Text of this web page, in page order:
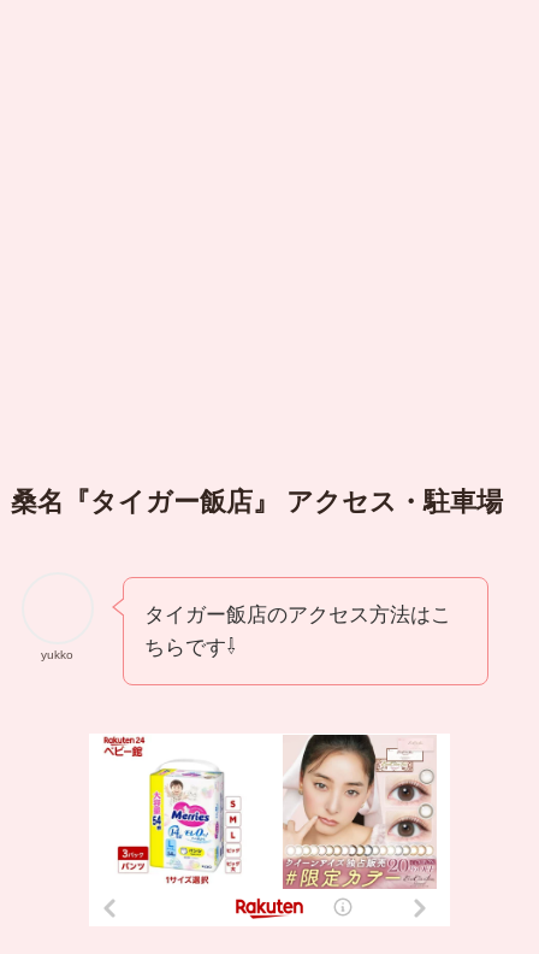
桑名『タイガー飯店』 アクセス・駐車場
yukko
タイガー飯店のアクセス方法はこ
ちらです⇩